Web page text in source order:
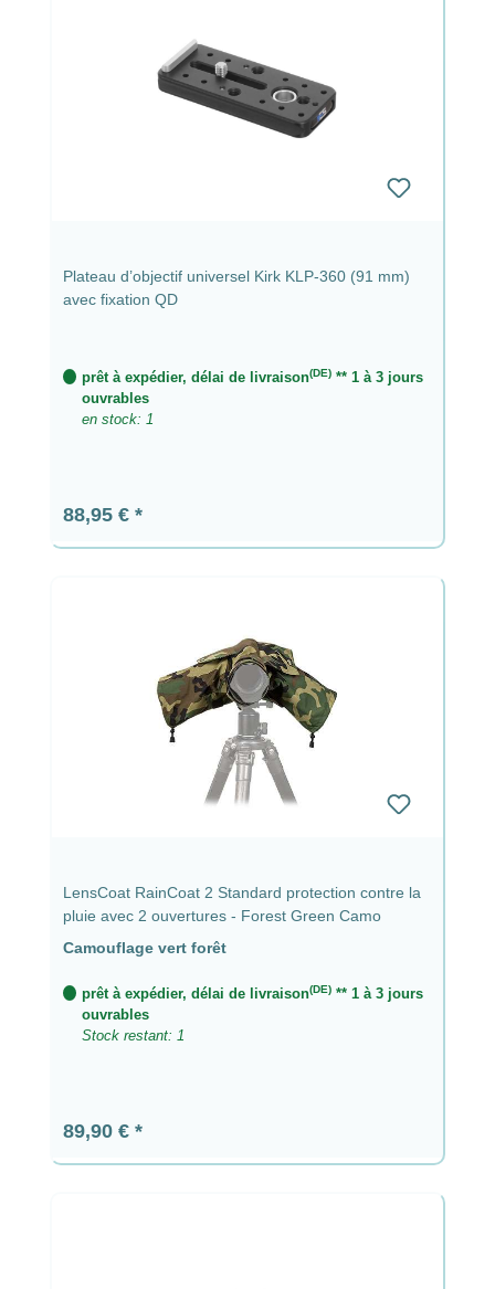
Plateau d’objectif universel Kirk KLP-360 (91 mm)
avec fixation QD
prêt à expédier, délai de livraison(DE)** 1 à 3 jours
ouvrables
en stock: 1
Prix régulier :
88,95 €
LensCoat RainCoat 2 Standard protection contre la
pluie avec 2 ouvertures - Forest Green Camo
Camouflage vert forêt
prêt à expédier, délai de livraison(DE)** 1 à 3 jours
ouvrables
Stock restant: 1
Prix régulier :
89,90 €